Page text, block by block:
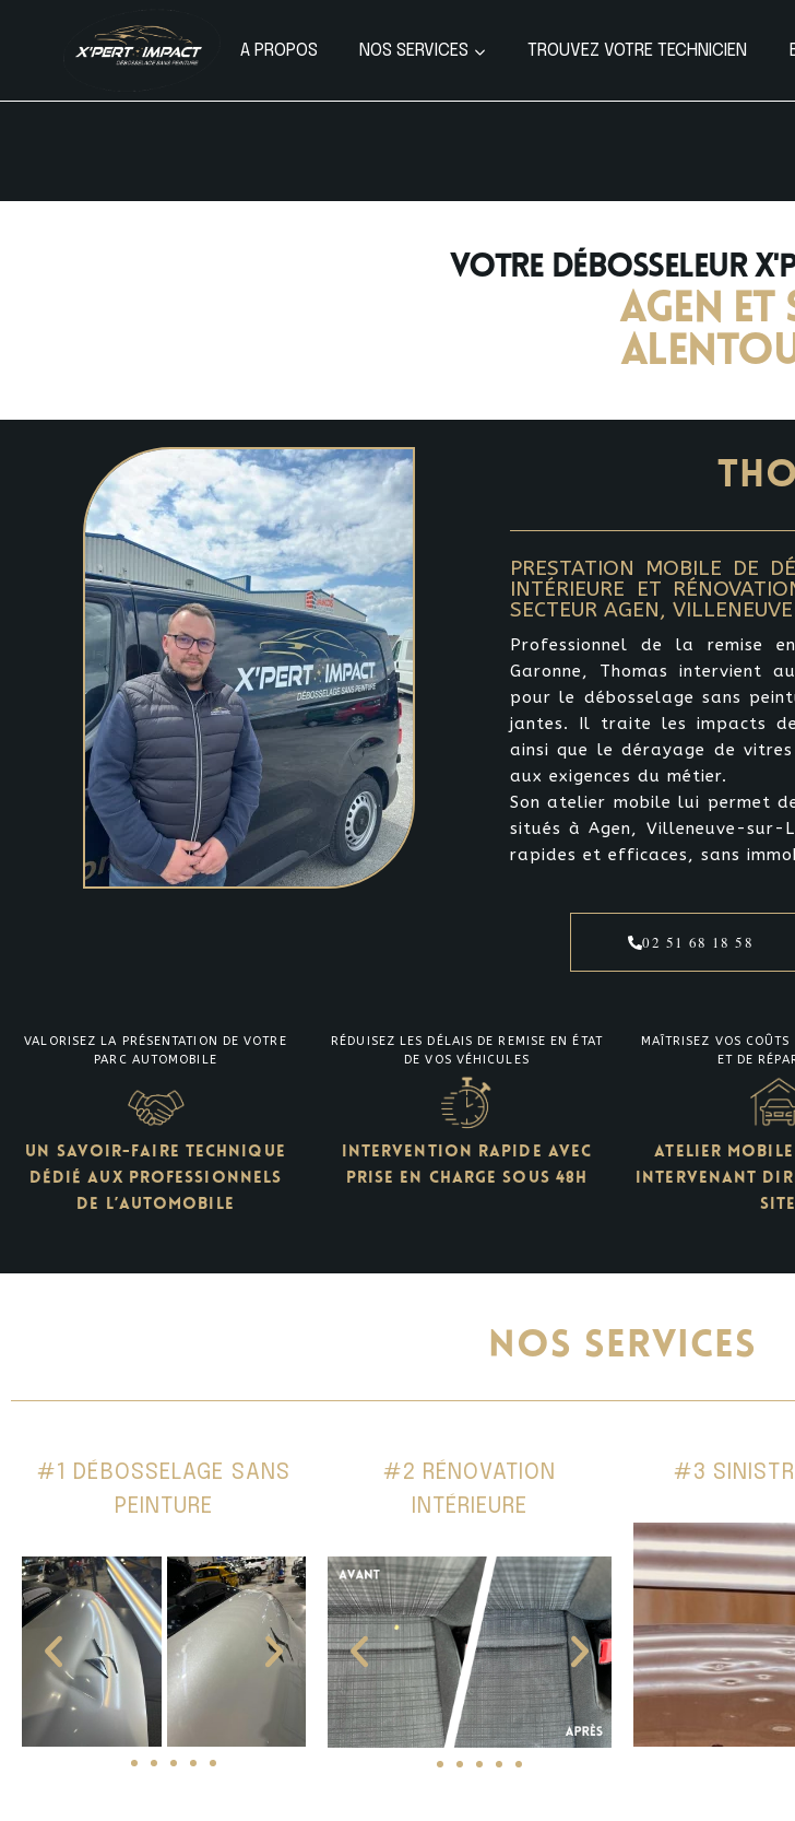
A PROPOS NOS SERVICES TROUVEZ VOTRE TECHNICIEN
Votre débosseleur
agen et
PRESTATION MOBILE DE
INTÉRIEURE ET
SECTEUR AGEN,
Professionnel de la remise
Garonne, Thomas intervient
pour le débosselage sans
jantes. Il traite les impacts
ainsi que le dérayage de
aux exigences du métier.
Son atelier mobile lui permet
situés à Agen, Villeneuve-sur-
rapides et efficaces, sans
02 51 68 18 58
VALORISEZ LA PRÉSENTATION DE VOTRE
PARC AUTOMOBILE
UN SAVOIR-FAIRE TECHNIQUE
DÉDIÉ AUX PROFESSIONNELS
DE L’AUTOMOBILE
RÉDUISEZ LES DÉLAIS DE REMISE EN ÉTAT
DE VOS VÉHICULES
INTERVENTION RAPIDE AVEC
PRISE EN CHARGE SOUS 48H
MAÎTRISEZ VOS COÛTS
ET DE
ATELIER
INTERVENANT
SITE
NOS SERVICES
#1 DÉBOSSELAGE SANS
PEINTURE
#2 RÉNOVATION
INTÉRIEURE
#3